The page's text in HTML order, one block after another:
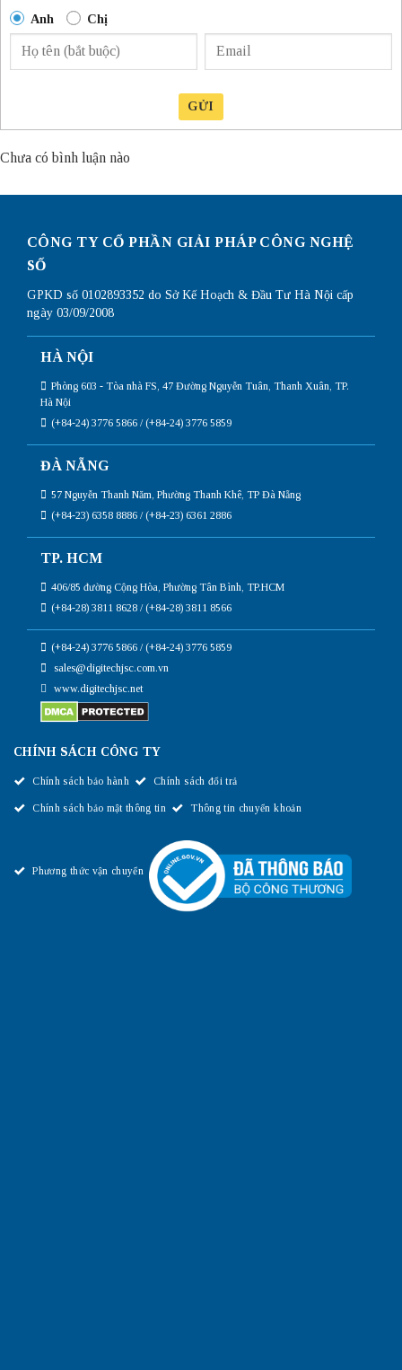
Anh Chị
GỬI
Chưa có bình luận nào
CÔNG TY CỔ PHẦN GIẢI PHÁP CÔNG NGHỆ
SỐ
GPKD số 0102893352 do Sở Kế Hoạch & Đầu Tư Hà Nội cấp
ngày 03/09/2008
HÀ NỘI
Phòng 603 - Tòa nhà FS, 47 Đường Nguyễn Tuân, Thanh Xuân, TP.
Hà Nội
(+84-24) 3776 5866 / (+84-24) 3776 5859
ĐÀ NẴNG
57 Nguyễn Thanh Năm, Phường Thanh Khê, TP Đà Nẵng
(+84-23) 6358 8886 / (+84-23) 6361 2886
TP. HCM
406/85 đường Cộng Hòa, Phường Tân Bình, TP.HCM
(+84-28) 3811 8628 / (+84-28) 3811 8566
(+84-24) 3776 5866 / (+84-24) 3776 5859
sales@digitechjsc.com.vn
www.digitechjsc.net
CHÍNH SÁCH CÔNG TY
Chính sách bảo hành Chính sách đổi trả
Chính sách bảo mật thông tin Thông tin chuyển khoản
Phương thức vận chuyển